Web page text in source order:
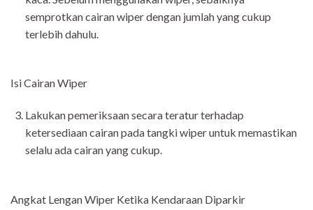
semprotkan cairan wiper dengan jumlah yang cukup
terlebih dahulu.
Isi Cairan Wiper
Lakukan pemeriksaan secara teratur terhadap
ketersediaan cairan pada tangki wiper untuk memastikan
selalu ada cairan yang cukup.
Angkat Lengan Wiper Ketika Kendaraan Diparkir